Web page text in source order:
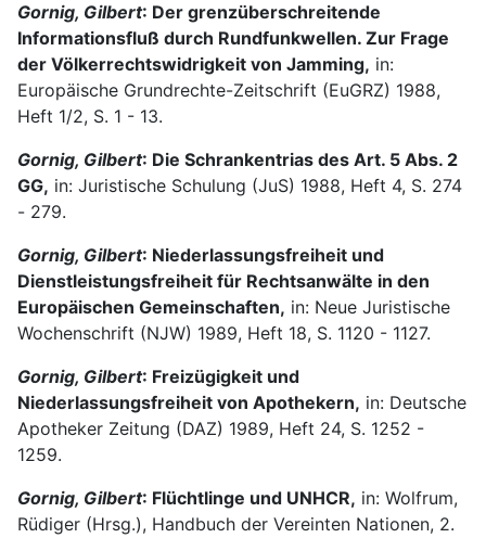
Gornig, Gilbert: Der grenzüberschreitende
Informationsfluß durch Rundfunkwellen. Zur Frage
der Völkerrechtswidrigkeit von Jamming, in:
Europäische Grundrechte-Zeitschrift (EuGRZ) 1988,
Heft 1/2, S. 1 - 13.
Gornig, Gilbert: Die Schrankentrias des Art. 5 Abs. 2
GG, in: Juristische Schulung (JuS) 1988, Heft 4, S. 274
- 279.
Gornig, Gilbert: Niederlassungsfreiheit und
Dienstleistungsfreiheit für Rechtsan­wälte in den
Europäischen Gemeinschaften, in: Neue Juristische
Wochenschrift (NJW) 1989, Heft 18, S. 1120 - 1127.
Gornig, Gilbert: Freizügigkeit und
Niederlassungsfreiheit von Apothekern, in: Deutsche
Apothe­ker Zei­tung (DAZ) 1989, Heft 24, S. 1252 -
1259.
Gornig, Gilbert: Flüchtlinge und UNHCR, in: Wolfrum,
Rüdiger (Hrsg.), Handbuch der Vereinten Nationen, 2.